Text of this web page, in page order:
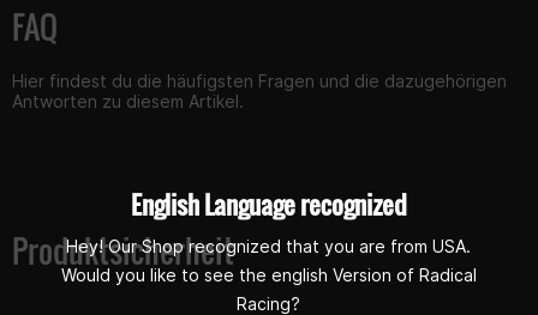
FAQ
Hier findest du die häufigsten Fragen und die dazugehörigen
Antworten zu diesem Artikel.
Produktsicherheit
English Language recognized
Hey! Our Shop recognized that you are from USA.
Would you like to see the english Version of Radical
Racing?